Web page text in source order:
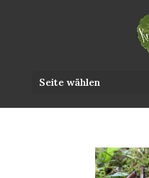
Seite wählen